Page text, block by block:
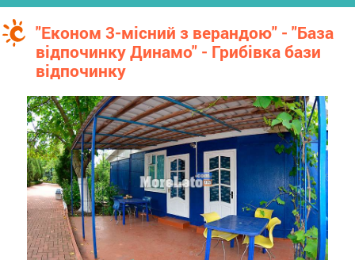
"Економ 3-місний з верандою" - "База
відпочинку Динамо" - Грибівка бази
відпочинку